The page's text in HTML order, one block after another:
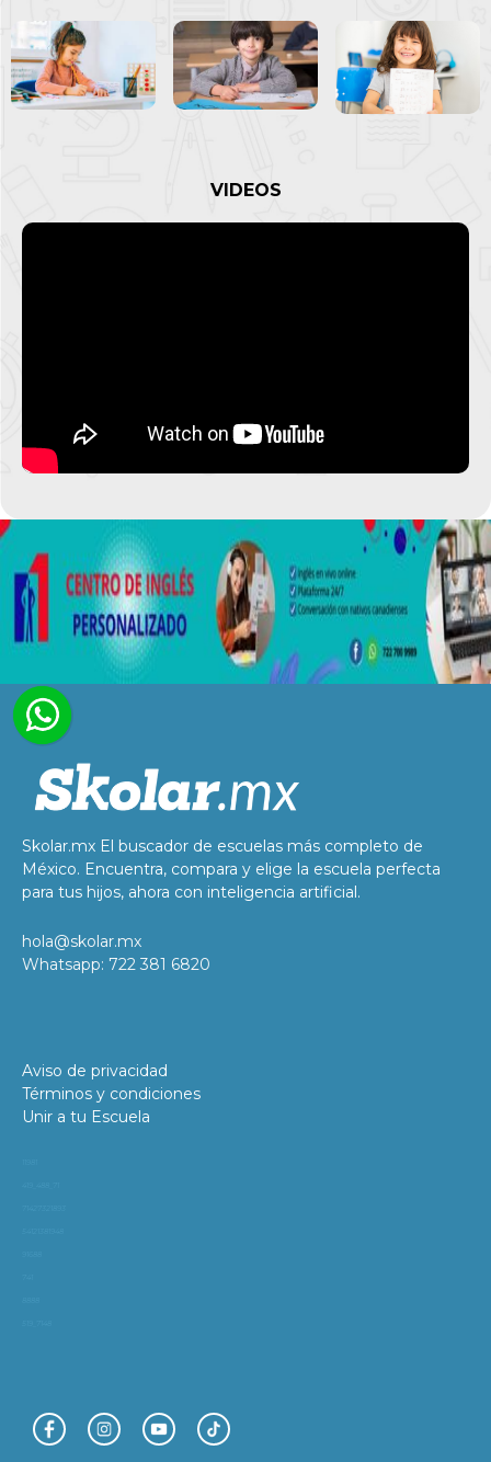
VIDEOS
Skolar.mx El buscador de escuelas más completo de
México. Encuentra, compara y elige la escuela perfecta
para tus hijos, ahora con inteligencia artificial.
hola@skolar.mx
Whatsapp: 722 381 6820
Aviso de privacidad
Términos y condiciones
Unir a tu Escuela